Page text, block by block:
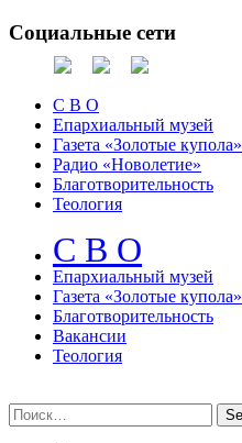
Социальные сети
С В О
Епархиальный музей
Газета «Золотые купола»
Радио «Новолетие»
Благотворительность
Теология
С В О
Епархиальный музeй
Газета «Золотые купола»
Благотворительность
Вакансии
Теология